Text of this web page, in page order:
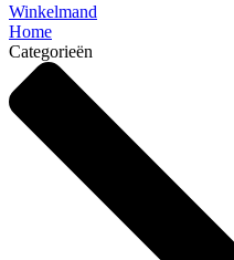
Winkelmand
Home
Categorieën